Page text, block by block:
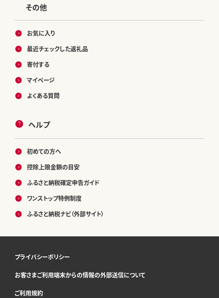
その他
お気に入り
最近チェックした返礼品
寄付する
マイページ
よくある質問
ヘルプ
初めての方へ
控除上限金額の目安
ふるさと納税確定申告ガイド
ワンストップ特例制度
ふるさと納税ナビ（外部サイト）
プライバシーポリシー
お客さまご利用端末からの情報の外部送信について
ご利用規約